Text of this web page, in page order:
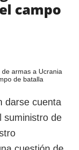
de
y
de
campo
darse cuenta
suministro de